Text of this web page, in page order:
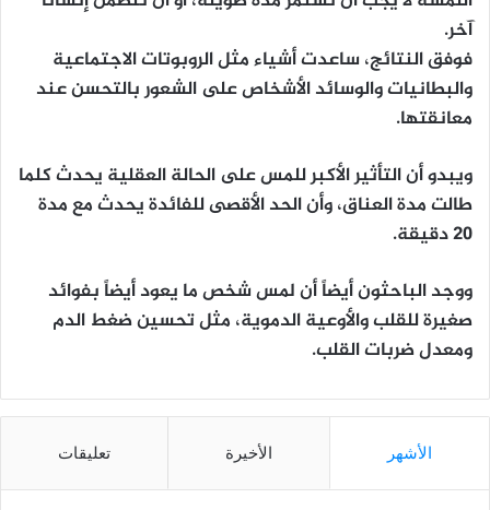
آخر.
فوفق النتائج، ساعدت أشياء مثل الروبوتات الاجتماعية
والبطانيات والوسائد الأشخاص على الشعور بالتحسن عند
معانقتها.
ويبدو أن التأثير الأكبر للمس على الحالة العقلية يحدث كلما
طالت مدة العناق، وأن الحد الأقصى للفائدة يحدث مع مدة
20 دقيقة.
ووجد الباحثون أيضاً أن لمس شخص ما يعود أيضاً بفوائد
صغيرة للقلب والأوعية الدموية، مثل تحسين ضغط الدم
ومعدل ضربات القلب.
الأشهر الأخيرة تعليقات